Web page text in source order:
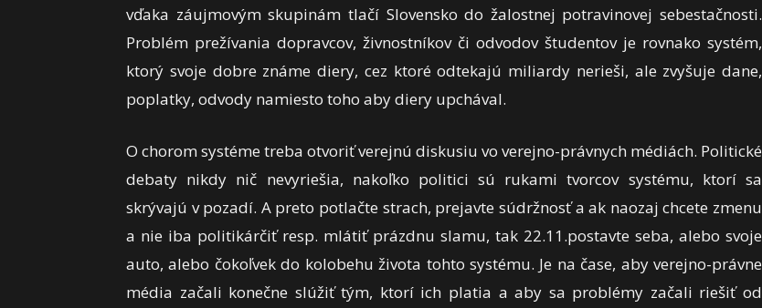
vďaka záujmovým skupinám tlačí Slovensko do žalostnej potravinovej sebestačnosti.
Problém prežívania dopravcov, živnostníkov či odvodov študentov je rovnako systém,
ktorý svoje dobre známe diery, cez ktoré odtekajú miliardy nerieši, ale zvyšuje dane,
poplatky, odvody namiesto toho aby diery upchával.
O chorom systéme treba otvoriť verejnú diskusiu vo verejno-právnych médiách. Politické
debaty nikdy nič nevyriešia, nakoľko politici sú rukami tvorcov systému, ktorí sa
skrývajú v pozadí. A preto potlačte strach, prejavte súdržnosť a ak naozaj chcete zmenu
a nie iba politikárčiť resp. mlátiť prázdnu slamu, tak 22.11.postavte seba, alebo svoje
auto, alebo čokoľvek do kolobehu života tohto systému. Je na čase, aby verejno-právne
média začali konečne slúžiť tým, ktorí ich platia a aby sa problémy začali riešiť od